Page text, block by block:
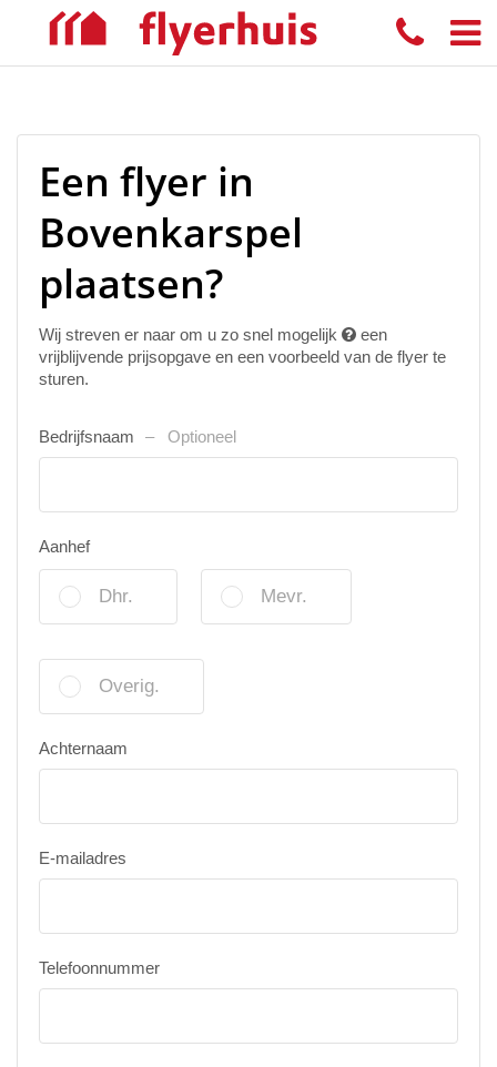
Een flyer in
Bovenkarspel
plaatsen?
Wij streven er naar om u zo snel mogelijk
een
vrijblijvende prijsopgave en een voorbeeld van de flyer te
sturen.
Bedrijfsnaam Optioneel
Aanhef
Dhr. Mevr.
Overig.
Achternaam
E-mailadres
Telefoonnummer